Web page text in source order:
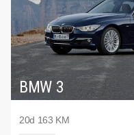
BMW 3
20d 163 KM